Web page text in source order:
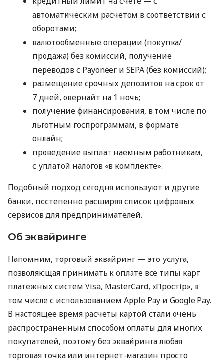
автоматическим расчетом в соответствии с
оборотами;
валютообменные операции (покупка/
продажа) без комиссий, получение
переводов с Payoneer и SEPA (без комиссий);
размещение срочных депозитов на срок от
7 дней, овернайт на 1 ночь;
получение финансирования, в том числе по
льготным госпрограммам, в формате
онлайн;
проведение выплат наемным работникам,
с уплатой налогов «в комплекте».
Подобный подход сегодня используют и другие
банки, постепенно расширяя список цифровых
сервисов для предпринимателей.
Об эквайринге
Напомним, торговый эквайринг — это услуга,
позволяющая принимать к оплате все типы карт
платежных систем Visa, MasterCard, «Простір», в
том числе с использованием Apple Pay и Google Pay.
В настоящее время расчеты картой стали очень
распространенным способом оплаты для многих
покупателей, поэтому без эквайринга любая
торговая точка или интернет-магазин просто